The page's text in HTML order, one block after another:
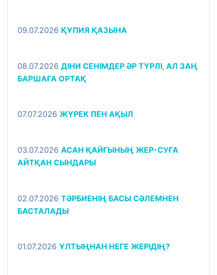
09.07.2026 ҚҰПИЯ ҚАЗЫНА
08.07.2026 ДІНИ СЕНІМДЕР ӘР ТҮРЛІ, АЛ ЗАҢ
БАРШАҒА ОРТАҚ
07.07.2026 ЖҮРЕК ПЕН АҚЫЛ
03.07.2026 АСАН ҚАЙҒЫНЫҢ ЖЕР-СУҒА
АЙТҚАН СЫНДАРЫ
02.07.2026 ТӘРБИЕНІҢ БАСЫ СӘЛЕМНЕН
БАСТАЛАДЫ
01.07.2026 ҰЛТЫҢНАН НЕГЕ ЖЕРІДІҢ?